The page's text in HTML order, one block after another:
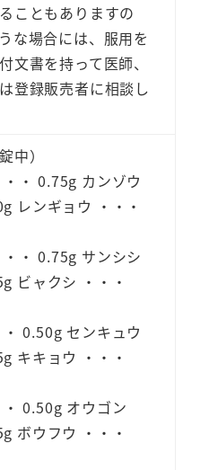
こともありますの
な場合には、服用を
文書を持って医師、
登録販売者に相談し
中）
・ 0.75g カンゾウ
レンギョウ ・・・
・ 0.75g サンシシ
ビャクシ ・・・
0.50g センキュウ
キキョウ ・・・
0.50g オウゴン
ボウフウ ・・・